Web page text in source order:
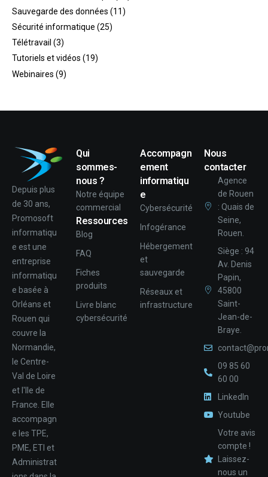
Sauvegarde des données (11)
Sécurité informatique (25)
Télétravail (3)
Tutoriels et vidéos (19)
Webinaires (9)
Depuis plus
de 30 ans,
Promosoft
informatiqu
e est une
entreprise
informatiqu
e basée à
Orléans et
Rouen qui
couvre la
Normandie,
le Centre-
Val de Loire
et l'Ile de
France. Elle
accompagn
e les TPE,
PME, ETI et
Administrat
Qui
sommes-
nous ?
Notre équipe
commercial
Ressources
Blog
FAQ
Fiches
produits
Livre blanc
cybersécurité
Accompagn
ement
informatiqu
e
Cybersécurité
Infogérance
Hébergement
et
sauvegarde
Réseaux et
infrastructure
Nous
contacter
Agence
de Rouen
: Quais de
Seine,
Rouen.
Siège : 94
Av. Denis
Papin,
45800
Saint-
Jean-de-
Braye.
09 85 60
60 00
LinkedIn
Youtube
Votre avis
compte !
Laissez-
nous un